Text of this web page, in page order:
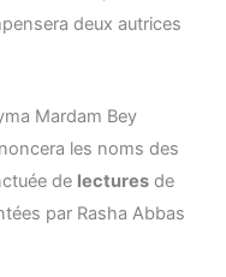
deux autrices
Mardam Bey
les noms des
de lectures de
par Rasha Abbas